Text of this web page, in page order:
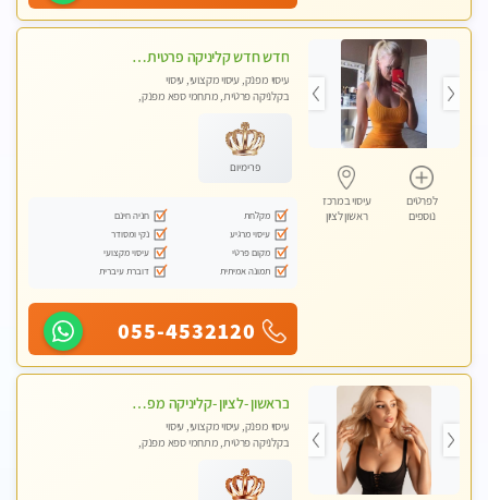
לפרטים
נוספים
עיסוי במרכז
ראשון לציון
חדש חדש קליניקה פרטית לבריאות הגוף לעיסוי מקצועי ומפנק -שעות עבודה -10:00-23:00- ללא מין !!
עיסוי מפנק, עיסוי מקצועי, עיסוי
בקלניקה פרטית, מתחמי ספא מפנק,
פרימיום
מקלחת
חניה חינם
עיסוי מרגיע
נקי ומסודר
מקום פרטי
עיסוי מקצועי
תמונה אמיתית
דוברת עיברית
055-4532120
בראשון -לציון -קליניקה מפוארת צוות צעיר ומקצועי לעיסוי VIP באווירה חמה ונעימה מומלץ ביותר! חוויה מפנקת מאוד ... ללא מין !!
עיסוי מפנק, עיסוי מקצועי, עיסוי
בקלניקה פרטית, מתחמי ספא מפנק,